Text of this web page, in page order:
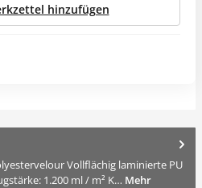
hinzufügen
Vollflächig laminierte PU
1.200 ml / m² K… Mehr